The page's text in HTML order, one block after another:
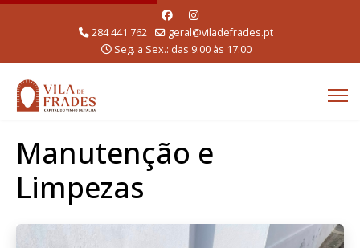
284 441 762
geral@viladefrades.pt
Seg. a Sex.: das 9:00 às 17:00
Manutenção e
Limpezas